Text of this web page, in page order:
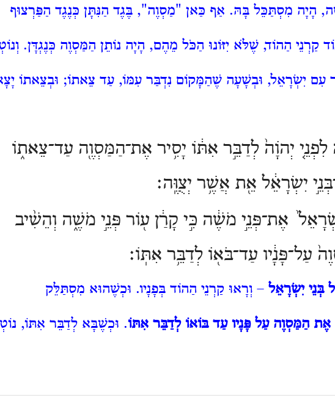
הָיָה מִסְתַּכֵּל בָּהּ. אַף כַּאן "מַסְוֶה", בֶּגֶד הַנִּתָּן כְּנֶגֶד הַפַּרְצוּף
קַרְנֵי הַהוֹד, שֶׁלֹּא יִזּוֹנוּ הַכֹּל מֵהֶם, הָיָה נוֹתֵן הַמַּסְוֶה כְּנֶגְדָּן.
יִשְׂרָאֵל, וּבְשָׁעָה שֶׁהַמָּקוֹם נִדְבַּר עִמּוֹ, עַד צֵאתוֹ; וּבְצֵאתוֹ
יְהֹוָה֙ לְדַבֵּ֣ר אִתּ֔וֹ יָסִ֥יר אֶת־הַמַּסְוֶ֖ה עַד־צֵאת֑וֹ
יִשְׂרָאֵ֔ל אֵ֖ת אֲשֶׁ֥ר יְצֻוֶּֽה׃
אֶת־פְּנֵ֣י מֹשֶׁ֔ה כִּ֣י קָרַ֔ן ע֖וֹר פְּנֵ֣י מֹשֶׁ֑ה וְהֵשִׁ֨יב
עַל־פָּנָ֔יו עַד־בֹּא֖וֹ לְדַבֵּ֥ר אִתּֽוֹ׃
בְּנֵי יִשְׂרָאֵל – וְרָאוּ קַרְנֵי הַהוֹד בְּפָנָיו. וּכְשֶׁהוּא מִסְתַּלֵּק
הַמַּסְוֶה עַל פָּנָיו עַד בּוֹאוֹ לְדַבֵּר אִתּוֹ. וּכְשֶׁבָּא לְדַבֵּר אִתּוֹ,